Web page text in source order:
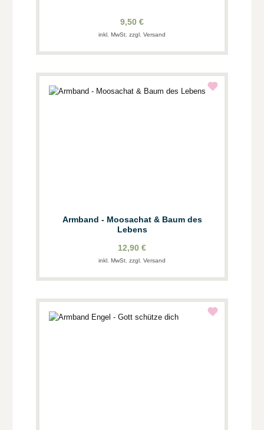
9,50 €
inkl. MwSt. zzgl. Versand
Armband - Moosachat & Baum des
Lebens
12,90 €
inkl. MwSt. zzgl. Versand